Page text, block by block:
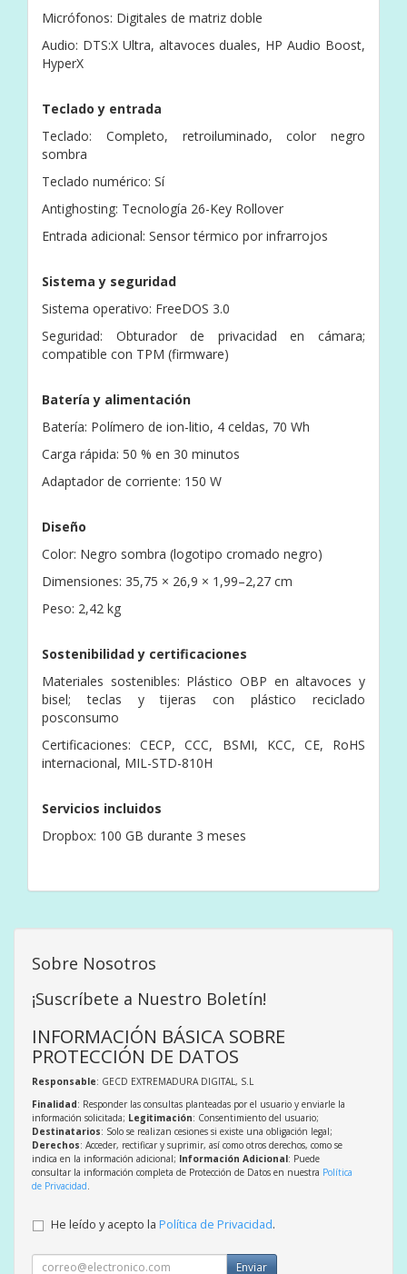
Micrófonos: Digitales de matriz doble
Audio: DTS:X Ultra, altavoces duales, HP Audio Boost,
HyperX
Teclado y entrada
Teclado: Completo, retroiluminado, color negro
sombra
Teclado numérico: Sí
Antighosting: Tecnología 26-Key Rollover
Entrada adicional: Sensor térmico por infrarrojos
Sistema y seguridad
Sistema operativo: FreeDOS 3.0
Seguridad: Obturador de privacidad en cámara;
compatible con TPM (firmware)
Batería y alimentación
Batería: Polímero de ion-litio, 4 celdas, 70 Wh
Carga rápida: 50 % en 30 minutos
Adaptador de corriente: 150 W
Diseño
Color: Negro sombra (logotipo cromado negro)
Dimensiones: 35,75 × 26,9 × 1,99–2,27 cm
Peso: 2,42 kg
Sostenibilidad y certificaciones
Materiales sostenibles: Plástico OBP en altavoces y
bisel; teclas y tijeras con plástico reciclado
posconsumo
Certificaciones: CECP, CCC, BSMI, KCC, CE, RoHS
internacional, MIL-STD-810H
Servicios incluidos
Dropbox: 100 GB durante 3 meses
Sobre Nosotros
¡Suscríbete a Nuestro Boletín!
INFORMACIÓN BÁSICA SOBRE
PROTECCIÓN DE DATOS
Responsable: GECD EXTREMADURA DIGITAL, S.L
Finalidad: Responder las consultas planteadas por el usuario y enviarle la
información solicitada; Legitimación: Consentimiento del usuario;
Destinatarios: Solo se realizan cesiones si existe una obligación legal;
Derechos: Acceder, rectificar y suprimir, así como otros derechos, como se
indica en la información adicional; Información Adicional: Puede
consultar la información completa de Protección de Datos en nuestra Política
de Privacidad
He leído y acepto la Política de Privacidad.
Enviar